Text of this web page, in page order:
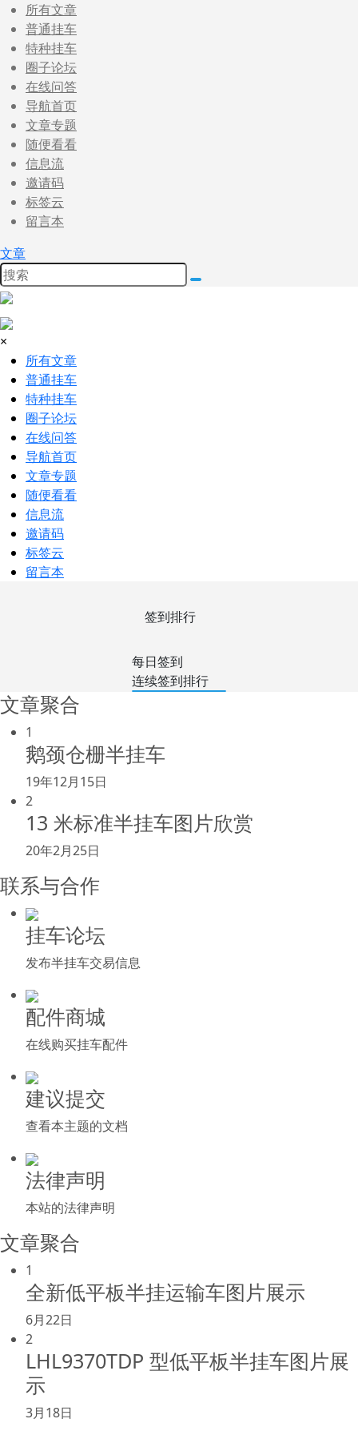
所有文章
普通挂车
特种挂车
圈子论坛
在线问答
导航首页
文章专题
随便看看
信息流
邀请码
标签云
留言本
文章
×
所有文章
普通挂车
特种挂车
圈子论坛
在线问答
导航首页
文章专题
随便看看
信息流
邀请码
标签云
留言本
签到排行
每日签到
连续签到排行
文章聚合
1
鹅颈仓栅半挂车
19年12月15日
2
13 米标准半挂车图片欣赏
20年2月25日
联系与合作
挂车论坛
发布半挂车交易信息
配件商城
在线购买挂车配件
建议提交
查看本主题的文档
法律声明
本站的法律声明
文章聚合
1
全新低平板半挂运输车图片展示
6月22日
2
LHL9370TDP 型低平板半挂车图片展
示
3月18日